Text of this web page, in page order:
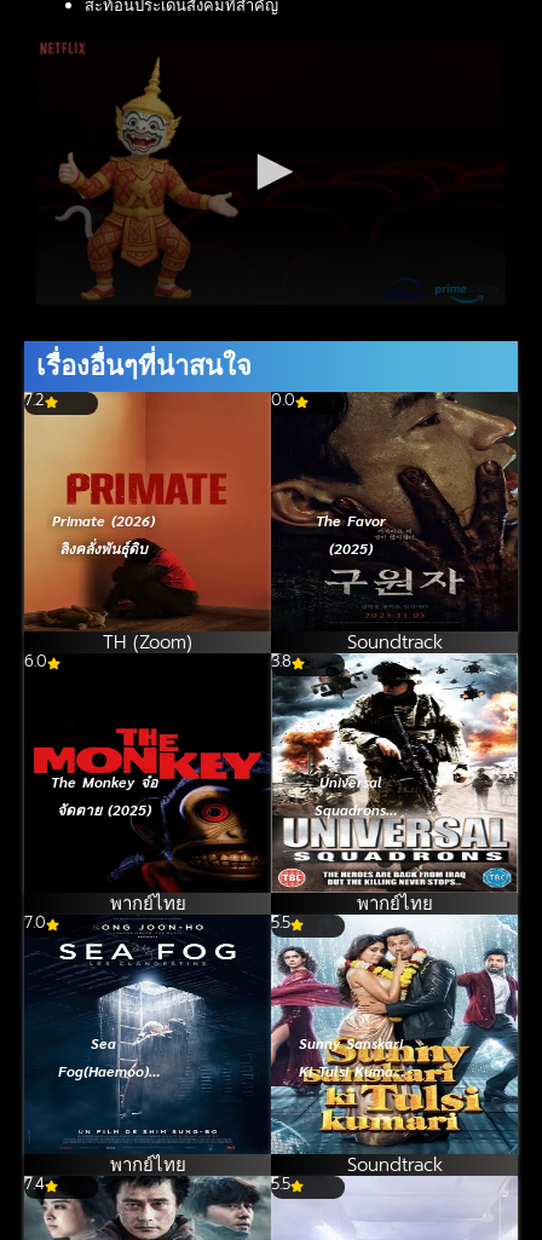
สะท้อนประเด็นสังคมที่สำคัญ
เรื่องอื่นๆที่น่าสนใจ
7.2
Primate (2026)
ลิงคลั่งพันธุ์ดิบ
TH (Zoom)
0.0
The Favor
(2025)
Soundtrack
6.0
The Monkey จ๋อ
จัดตาย (2025)
พากย์ไทย
3.8
Universal
Squadrons
(2011) หน่วย
พิฆาตเกมสั่งตาย
พากย์ไทย
7.0
Sea
Fog(Haemoo)
(2014) ปริศนา
หมอกมรณะ
พากย์ไทย
5.5
Sunny Sanskari
Ki Tulsi Kumari
(2025) ถ่านไฟเก่า
จุดรักใหม่
Soundtrack
7.4 5.5